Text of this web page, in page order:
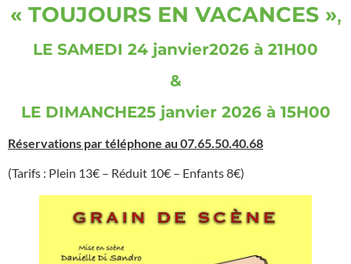
« TOUJOURS EN VACANCES »,
LE SAMEDI 24 janvier2026 à 21H00
&
LE DIMANCHE25 janvier 2026 à 15H00
Réservations par téléphone au 07.65.50.40.68
(Tarifs : Plein 13€ – Réduit 10€ – Enfants 8€)